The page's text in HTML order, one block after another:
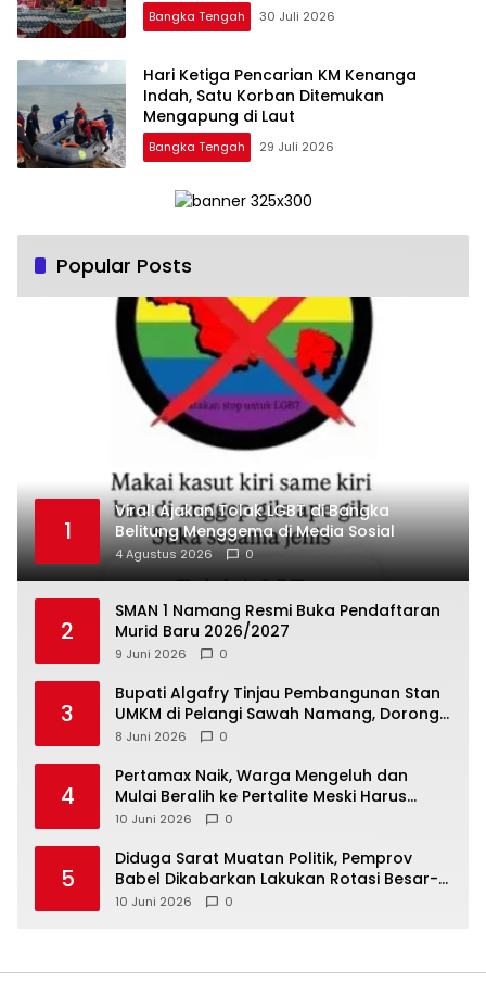
Bangka Tengah 30 Juli 2026
Hari Ketiga Pencarian KM Kenanga
Indah, Satu Korban Ditemukan
Mengapung di Laut
Bangka Tengah 29 Juli 2026
Popular Posts
1
Viral! Ajakan Tolak LGBT di Bangka
Belitung Menggema di Media Sosial
4 Agustus 2026 0
2
SMAN 1 Namang Resmi Buka Pendaftaran
Murid Baru 2026/2027
9 Juni 2026 0
3
‎Bupati Algafry Tinjau Pembangunan Stan
UMKM di Pelangi Sawah Namang, Dorong
Wisata dan Ekonomi Lokal Kian Tertata
8 Juni 2026 0
4
‎Pertamax Naik, Warga Mengeluh dan
Mulai Beralih ke Pertalite Meski Harus
10 Juni 2026 0
5
‎Diduga Sarat Muatan Politik, Pemprov
Babel Dikabarkan Lakukan Rotasi Besar-
10 Juni 2026 0